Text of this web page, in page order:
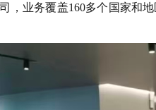
，业务覆盖160多个国家和